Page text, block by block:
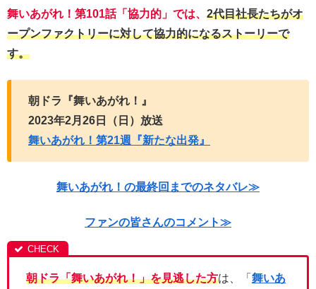
舞いあがれ！第101話「協力的」では、 2代目社長たちがオ
ープンファクトリーに対して協力的になるストーリーで
す。
朝ドラ『舞いあがれ！』
2023年2月26日（日）放送
舞いあがれ！第21週『新たな出発』
舞いあがれ！の最終回までのネタバレ≫
ファンの皆さんのコメント≫
朝ドラ「舞いあがれ！」を見逃した方は、「 舞いあ